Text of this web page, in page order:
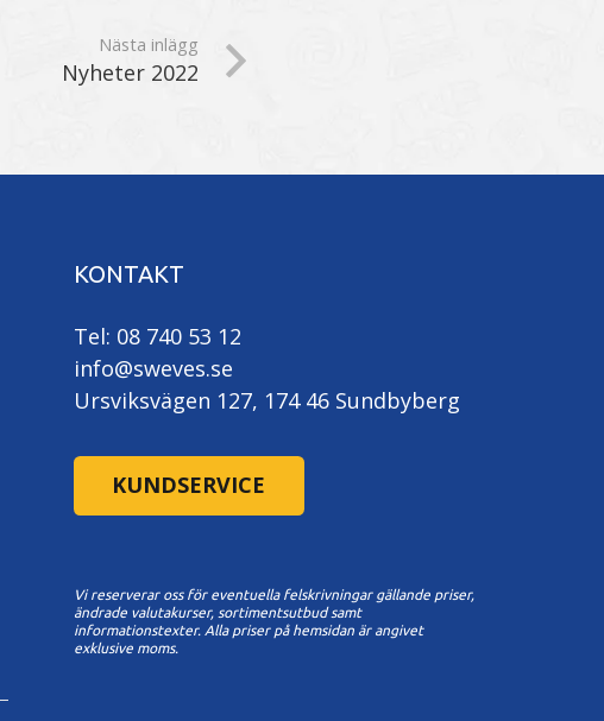
Nästa inlägg
Nyheter 2022
KONTAKT
Tel: 08 740 53 12
info@sweves.se
Ursviksvägen 127, 174 46 Sundbyberg
KUNDSERVICE
Vi reserverar oss för eventuella felskrivningar gällande priser,
ändrade valutakurser, sortimentsutbud samt
informationstexter. Alla priser på hemsidan är angivet
exklusive moms.